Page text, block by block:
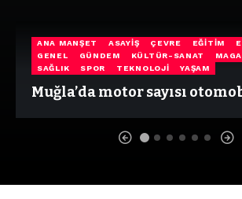
ANA MANŞET ASAYIŞ ÇEVRE EĞITIM
GENEL
GÜNDEM KÜLTÜR-SANAT
SAĞLIK
SPOR TEKNOLOJI YAŞAM
Muğla’da motor sayısı